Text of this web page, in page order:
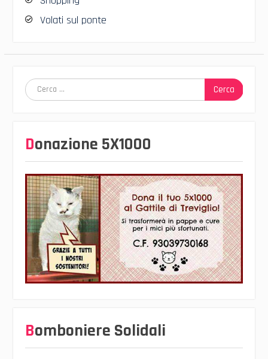
Volati sul ponte
Ricerca
per:
Donazione 5X1000
Bomboniere Solidali